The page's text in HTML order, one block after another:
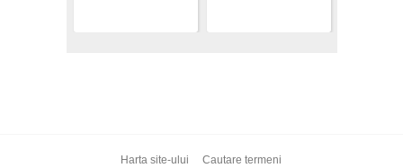
Harta site-ului Cautare termeni